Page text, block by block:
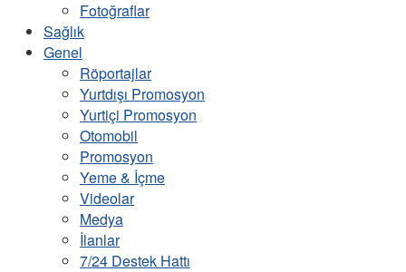
Fotoğraflar
Sağlık
Genel
Röportajlar
Yurtdışı Promosyon
Yurtiçi Promosyon
Otomobil
Promosyon
Yeme & İçme
Videolar
Medya
İlanlar
7/24 Destek Hattı